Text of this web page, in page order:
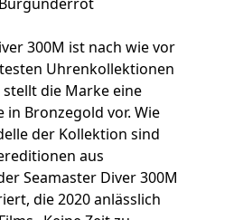
300M ist nach wie vor
Uhrenkollektionen
die Marke eine
in Bronzegold vor. Wie
der Kollektion sind
aus
Seamaster Diver 300M
die 2020 anlässlich